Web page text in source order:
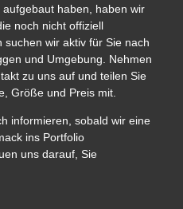
haben, haben wir
noch nicht offiziell
wir aktiv für Sie nach
und Umgebung. Nehmen
zu uns auf und teilen Sie
Größe und Preis mit.
informieren, sobald wir eine
ins Portfolio
uns darauf, Sie